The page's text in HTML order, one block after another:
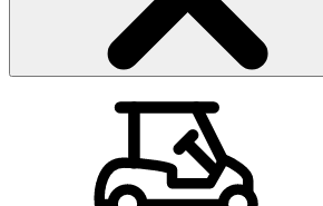
ショッピングカート 0)